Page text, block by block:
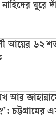
ঘুরে
আয়ের ৬২
আর
চট্টগ্রামের